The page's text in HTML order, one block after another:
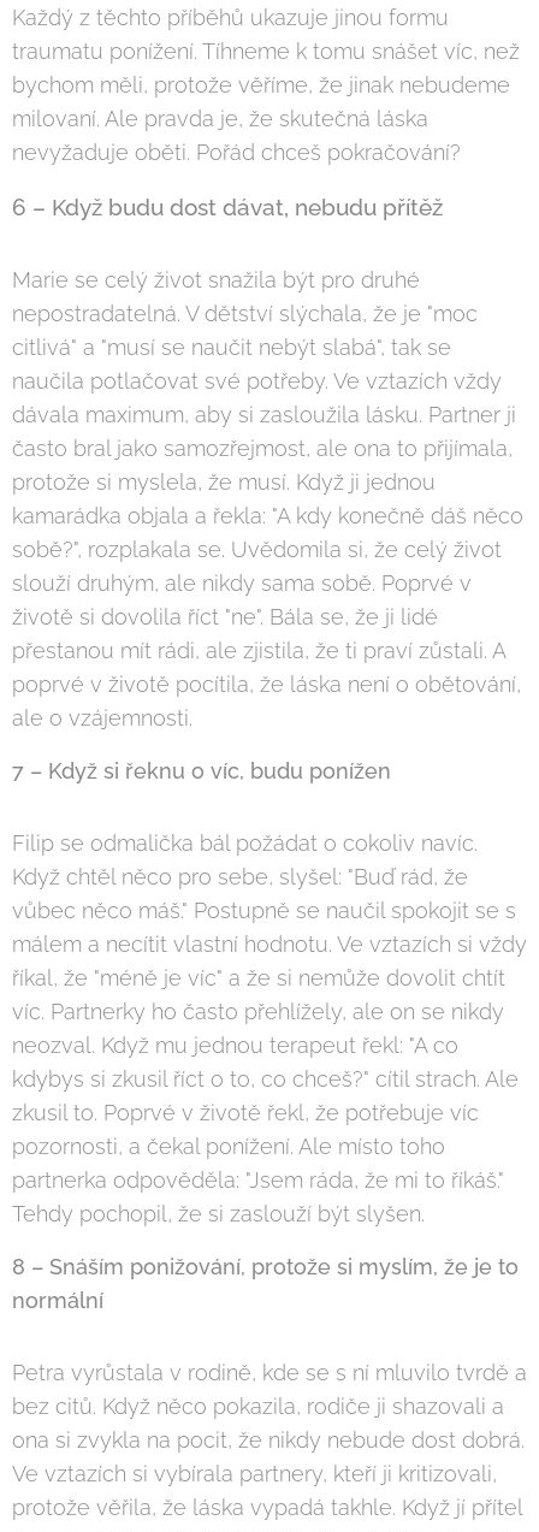
Každý z těchto příběhů ukazuje jinou formu
traumatu ponížení. Tíhneme k tomu snášet víc, než
bychom měli, protože věříme, že jinak nebudeme
milovaní. Ale pravda je, že skutečná láska
nevyžaduje oběti. Pořád chceš pokračování? 😊
6 – Když budu dost dávat, nebudu přítěž
Marie se celý život snažila být pro druhé
nepostradatelná. V dětství slýchala, že je "moc
citlivá" a "musí se naučit nebýt slabá", tak se
naučila potlačovat své potřeby. Ve vztazích vždy
dávala maximum, aby si zasloužila lásku. Partner ji
často bral jako samozřejmost, ale ona to přijímala,
protože si myslela, že musí. Když ji jednou
kamarádka objala a řekla: "A kdy konečně dáš něco
sobě?", rozplakala se. Uvědomila si, že celý život
slouží druhým, ale nikdy sama sobě. Poprvé v
životě si dovolila říct "ne". Bála se, že ji lidé
přestanou mít rádi, ale zjistila, že ti praví zůstali. A
poprvé v životě pocítila, že láska není o obětování,
ale o vzájemnosti.
7 – Když si řeknu o víc, budu ponížen
Filip se odmalička bál požádat o cokoliv navíc.
Když chtěl něco pro sebe, slyšel: "Buď rád, že
vůbec něco máš." Postupně se naučil spokojit se s
málem a necítit vlastní hodnotu. Ve vztazích si vždy
říkal, že "méně je víc" a že si nemůže dovolit chtít
víc. Partnerky ho často přehlížely, ale on se nikdy
neozval. Když mu jednou terapeut řekl: "A co
kdybys si zkusil říct o to, co chceš?" cítil strach. Ale
zkusil to. Poprvé v životě řekl, že potřebuje víc
pozornosti, a čekal ponížení. Ale místo toho
partnerka odpověděla: "Jsem ráda, že mi to říkáš."
Tehdy pochopil, že si zaslouží být slyšen.
8 – Snáším ponižování, protože si myslím, že je to
normální
Petra vyrůstala v rodině, kde se s ní mluvilo tvrdě a
bez citů. Když něco pokazila, rodiče ji shazovali a
ona si zvykla na pocit, že nikdy nebude dost dobrá.
Ve vztazích si vybírala partnery, kteří ji kritizovali,
protože věřila, že láska vypadá takhle. Když jí přítel